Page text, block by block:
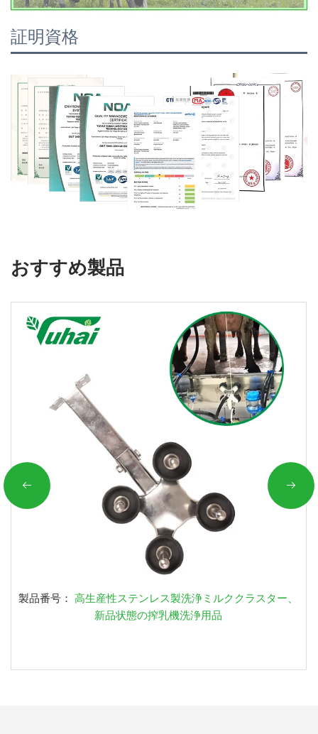
証明資格
おすすめ製品
製品番号： 高生産性ステンレス製洗浄ミルククラスター、
新品状態の搾乳機洗浄用品